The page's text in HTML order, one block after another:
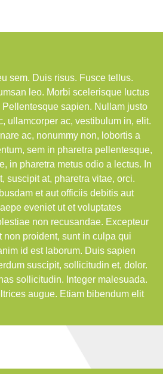
sem. Duis risus. Fusce tellus.
leo. Morbi scelerisque luctus
sapien. Nullam justo
ullamcorper ac, vestibulum in, elit.
ac, nonummy non, lobortis a
sem in pharetra pellentesque,
in pharetra metus odio a lectus. In
suscipit at, pharetra vitae, orci.
et aut officiis debitis aut
eveniet ut et voluptates
non recusandae. Excepteur
non proident, sunt in culpa qui
id est laborum. Duis sapien
suscipit, sollicitudin et, dolor.
sollicitudin. Integer malesuada.
augue. Etiam bibendum elit